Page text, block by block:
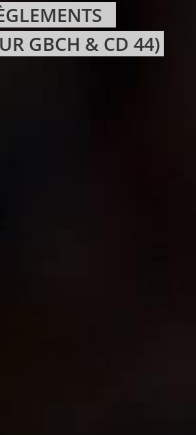
GBCH & CD 44)